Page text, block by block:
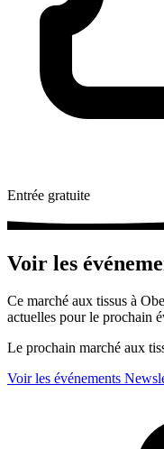
Entrée gratuite
Voir les
Ce marché aux tissus à
actuelles pour le prochain
Le prochain marché aux
Voir les événements